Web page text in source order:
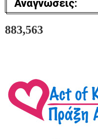
Αναγνώσεις:
883,563